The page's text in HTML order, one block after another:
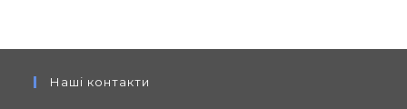
його
Наші контакти